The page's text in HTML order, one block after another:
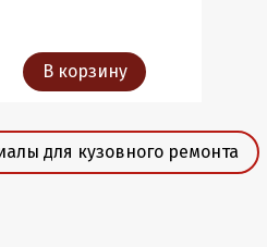
В корзину
для кузовного ремонта